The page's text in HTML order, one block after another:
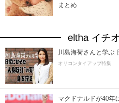
まとめ
eltha イチ
川島海荷さんと学ぶ
オリコンタイアップ特集
マクドナルドが40年